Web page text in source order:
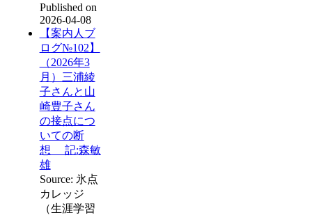
Published on
2026-04-08
【案内人ブ
ログ№102】
（2026年3
月）三浦綾
子さんと山
崎豊子さん
の接点につ
いての断
想 記:森敏
雄
Source: 氷点
カレッジ
（生涯学習